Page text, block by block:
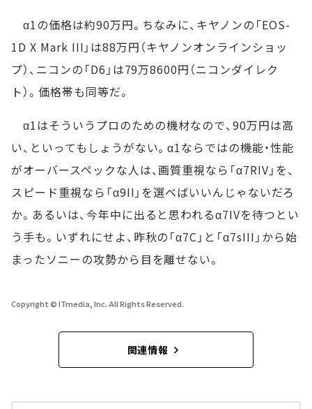
α1の価格は約90万円。ちなみに、キヤノンの「EOS-
1D X Mark III」は88万円（キヤノンオンラインショッ
プ）、ニコンの「D6」は79万8600円（ニコンダイレク
ト）。価格帯も同等だ。
α1はそういうプロのための機材なので、90万円は高
い、といってもしょうがない。α1ならではの機能・性能
がオーバースペックな人は、画質重視なら「α7RIV」を、
スピード重視なら「α9II」を選ベばいいんじゃないだろ
か。あるいは、今年中に出ると思われるα7IVを待つとい
う手も。いずれにせよ、昨秋の「α7C」と「α7sIII」から始
まったソニーの攻勢から目を離せない。
Copyright © ITmedia, Inc. All Rights Reserved.
関連情報